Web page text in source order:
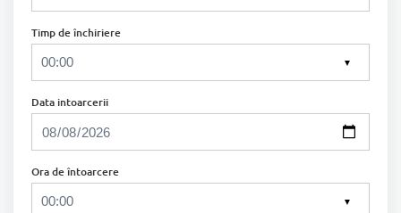
Timp de închiriere
▼
Data intoarcerii
Ora de întoarcere
▼